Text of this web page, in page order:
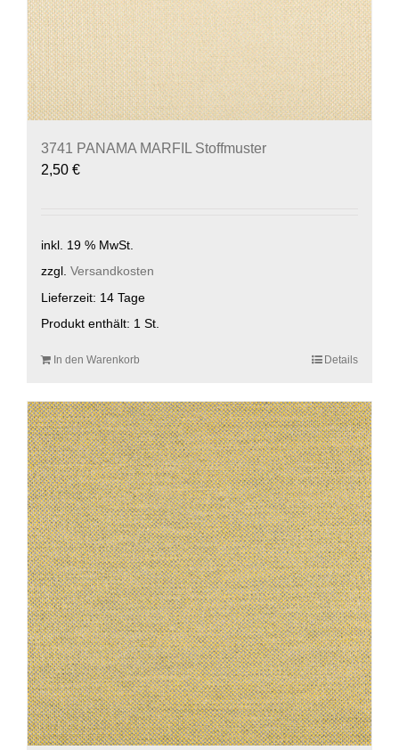
3741 PANAMA MARFIL Stoffmuster
2,50 €
inkl. 19 % MwSt.
zzgl. Versandkosten
Lieferzeit: 14 Tage
Produkt enthält: 1 St.
In den Warenkorb Details